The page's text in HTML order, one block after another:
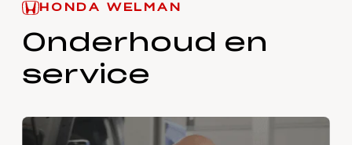
HONDA WELMAN
Onderhoud en
service